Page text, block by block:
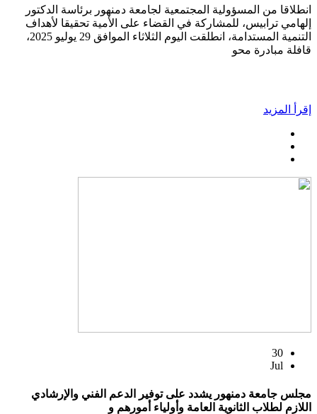
انطلاقا من المسؤولية المجتمعية لجامعة دمنهور برئاسة الدكتور
إلهامي ترابيس، للمشاركة في القضاء على الأمية تحقيقا لأهداف
التنمية المستدامة، انطلقت اليوم الثلاثاء الموافق 29 يوليو 2025،
قافلة مبادرة محو
إقرأ المزيد
30
Jul
مجلس جامعة دمنهور يشدد على توفير الدعم الفني والإرشادي
اللازم لطلاب الثانوية العامة وأولياء أمورهم و